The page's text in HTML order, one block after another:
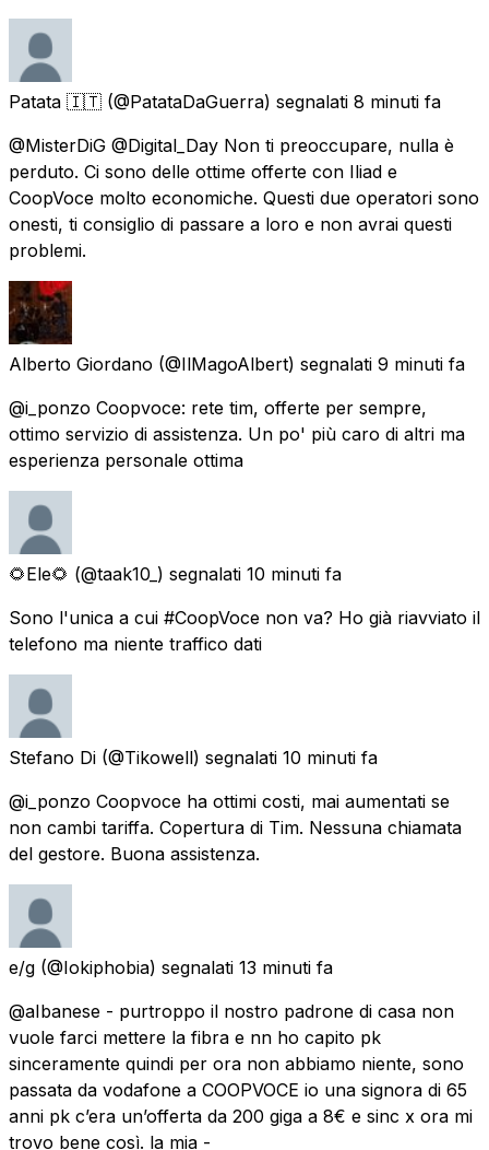
Patata 🇮🇹 (@PatataDaGuerra) segnalati 8 minuti fa
@MisterDiG @Digital_Day Non ti preoccupare, nulla è
perduto. Ci sono delle ottime offerte con Iliad e
CoopVoce molto economiche. Questi due operatori sono
onesti, ti consiglio di passare a loro e non avrai questi
problemi.
Alberto Giordano (@IlMagoAlbert) segnalati 9 minuti fa
@i_ponzo Coopvoce: rete tim, offerte per sempre,
ottimo servizio di assistenza. Un po' più caro di altri ma
esperienza personale ottima
🌻Ele🌻 (@taak10_) segnalati 10 minuti fa
Sono l'unica a cui #CoopVoce non va? Ho già riavviato il
telefono ma niente traffico dati
Stefano Di (@Tikowell) segnalati 10 minuti fa
@i_ponzo Coopvoce ha ottimi costi, mai aumentati se
non cambi tariffa. Copertura di Tim. Nessuna chiamata
del gestore. Buona assistenza.
e/g (@Iokiphobia) segnalati 13 minuti fa
@aIbanese - purtroppo il nostro padrone di casa non
vuole farci mettere la fibra e nn ho capito pk
sinceramente quindi per ora non abbiamo niente, sono
passata da vodafone a COOPVOCE io una signora di 65
anni pk c’era un’offerta da 200 giga a 8€ e sinc x ora mi
trovo bene così. la mia -